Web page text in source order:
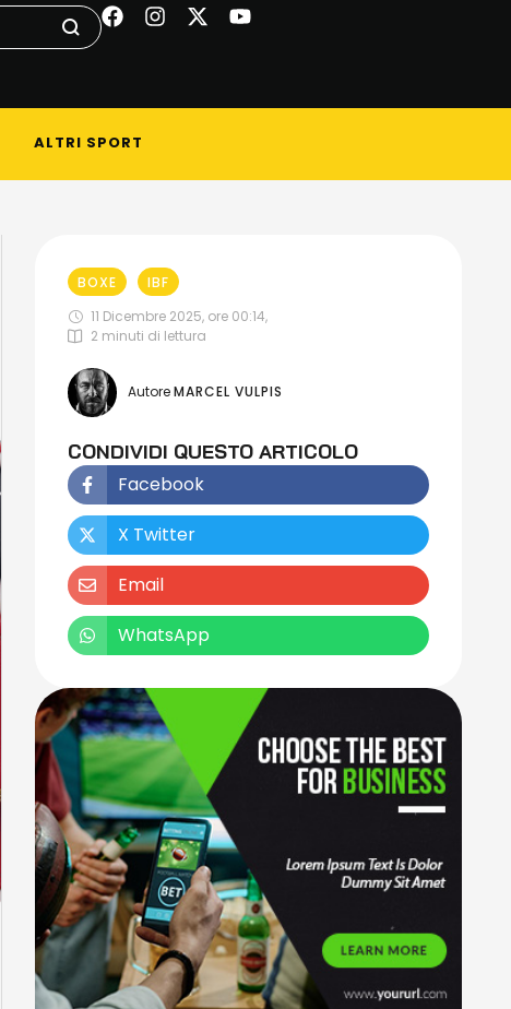
ALTRI SPORT
BOXE
IBF
11 Dicembre 2025, ore 00:14,
2 minuti di lettura
Autore MARCEL VULPIS
CONDIVIDI QUESTO ARTICOLO
Facebook
X Twitter
Email
WhatsApp